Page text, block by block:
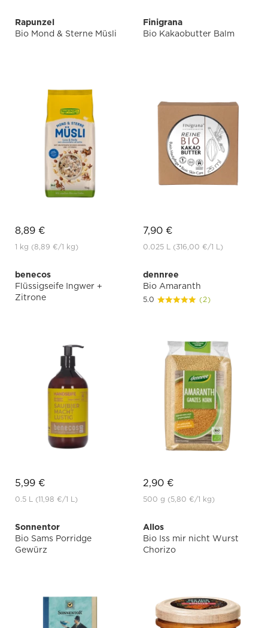
Rapunzel
Bio Mond & Sterne Müsli
8,89 €
1 kg (8,89 €/1 kg)
Finigrana
Bio Kakaobutter Balm
7,90 €
0.025 L (316,00 €/1 L)
benecos
Flüssigseife Ingwer +
Zitrone
5,99 €
0.5 L (11,98 €/1 L)
dennree
Bio Amaranth
5.0 (2)
2,90 €
500 g (5,80 €/1 kg)
Sonnentor
Bio Sams Porridge
Gewürz
Allos
Bio Iss mir nicht Wurst
Chorizo